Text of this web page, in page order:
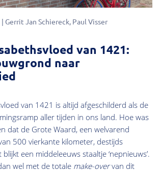
Gerrit Jan Schiereck Paul Visser
van 1421:
naar
van 1421 is altijd afgeschilderd als de
aller tijden in ons land. Hoe was
dat de Grote Waard, een welvarend
500 vierkante kilometer, destijds
een middeleeuws staaltje ‘nepnieuws’.
wel met de totale make-overvan dit